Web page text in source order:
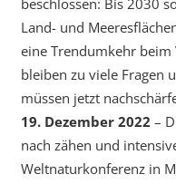
Land- und
eine Trendumkehr
bleiben zu viele Fragen
müssen jetzt
19. Dezember 2022 –
nach zähen und
Weltnaturkonferenz in